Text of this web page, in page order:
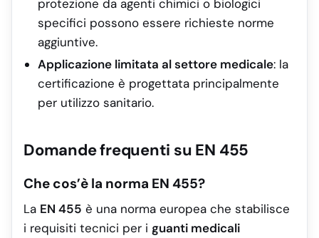
protezione da agenti chimici o biologici
specifici possono essere richieste norme
aggiuntive.
Applicazione limitata al settore medicale: la
certificazione è progettata principalmente
per utilizzo sanitario.
Domande frequenti su EN 455
Che cos’è la norma EN 455?
La EN 455 è una norma europea che stabilisce
i requisiti tecnici per i guanti medicali